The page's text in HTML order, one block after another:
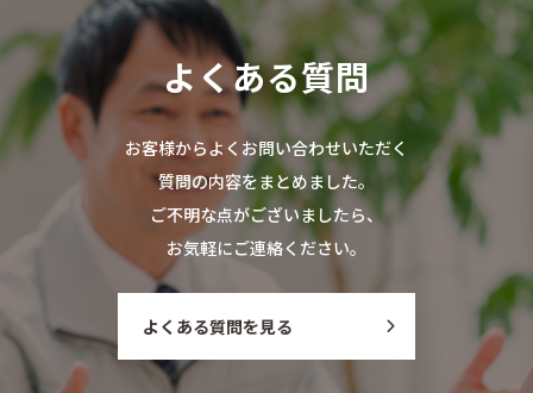
よくある質問
お客様からよくお問い合わせいただく
質問の内容をまとめました。
ご不明な点がございましたら、
お気軽にご連絡ください。
よくある質問を見る